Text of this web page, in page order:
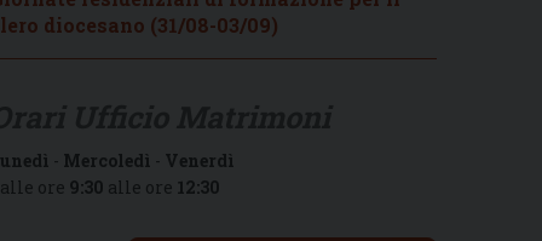
diocesano (31/08-03/09)
- Mercoledì - Venerdì
ore 9:30 alle ore 12:30